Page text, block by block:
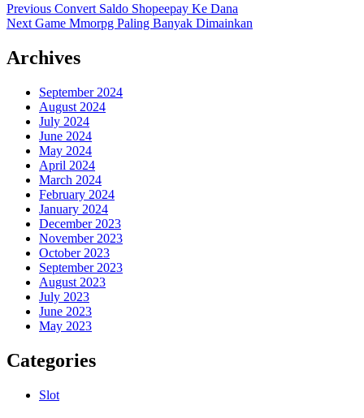
Post
navigation
Previous Previous
post:
Convert Saldo Shopeepay Ke Dana
Next Next
Game Mmorpg Paling Banyak Dimainkan
Archives
September 2024
August 2024
July 2024
June 2024
May 2024
April 2024
March 2024
February 2024
January 2024
December 2023
November 2023
October 2023
September 2023
August 2023
July 2023
June 2023
May 2023
Categories
Slot